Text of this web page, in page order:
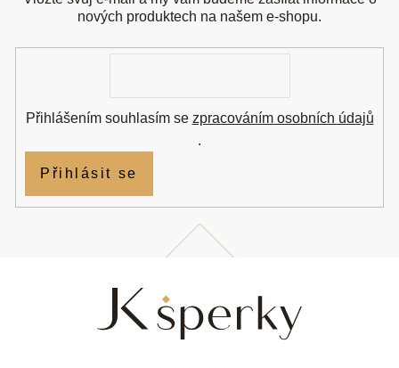
nových produktech na našem e-shopu.
Přihlášením souhlasím se zpracováním osobních údajů
.
Přihlásit se